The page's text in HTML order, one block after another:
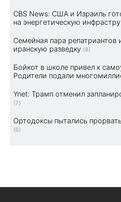
CBS News: США и Израиль
на энергетическую
Семейная пара репатриантов
иранскую разведку (8)
Бойкот в школе привел к
Родители подали
Ynet: Трамп отменил
(7)
Ортодоксы пытались
(6)